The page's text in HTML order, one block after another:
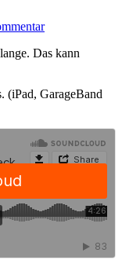
Das kann
(iPad, GarageBand